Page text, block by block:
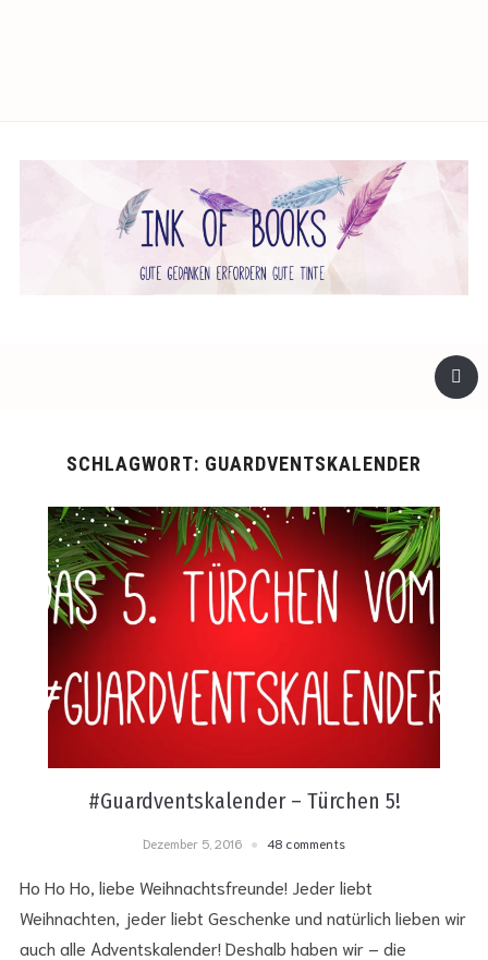
SCHLAGWORT: GUARDVENTSKALENDER
#Guardventskalender – Türchen 5!
Dezember 5, 2016 48 comments
Ho Ho Ho, liebe Weihnachtsfreunde! Jeder liebt
Weihnachten, jeder liebt Geschenke und natürlich lieben wir
auch alle Adventskalender! Deshalb haben wir – die